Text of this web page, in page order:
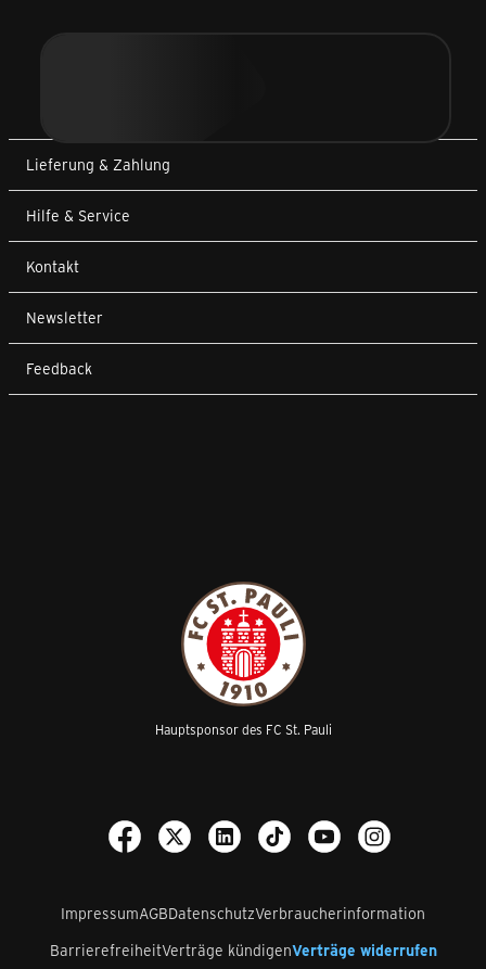
Lieferung & Zahlung
Hilfe & Service
Kontakt
Newsletter
Feedback
Hauptsponsor des FC St. Pauli
ImpressumAGBDatenschutzVerbraucherinformation
BarrierefreiheitVerträge kündigenVerträge widerrufen